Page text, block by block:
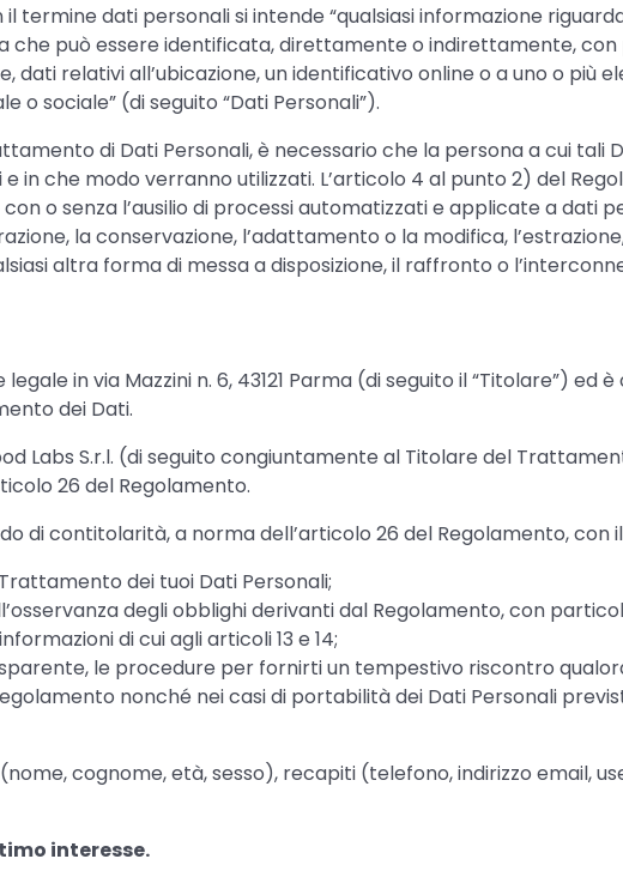
termine dati personali si intende “qualsiasi informazione
che può essere identificata, direttamente o indirettamente,
dati relativi all’ubicazione, un identificativo online o a uno o più
o sociale” (di seguito “Dati Personali”).
di Dati Personali, è necessario che la persona a cui tali
in che modo verranno utilizzati. L’articolo 4 al punto 2) del
o senza l’ausilio di processi automatizzati e applicate a dati
la conservazione, l’adattamento o la modifica,
altra forma di messa a disposizione, il raffronto o
in via Mazzini n. 6, 43121 Parma (di seguito il “Titolare”) ed
dei Dati.
Labs S.r.l. (di seguito congiuntamente al Titolare del
26 del Regolamento.
contitolarità, a norma dell’articolo 26 del Regolamento, con
dei tuoi Dati Personali;
degli obblighi derivanti dal Regolamento, con
di cui agli articoli 13 e 14;
le procedure per fornirti un tempestivo riscontro
nonché nei casi di portabilità dei Dati Personali
cognome, età, sesso), recapiti (telefono, indirizzo email,
interesse.